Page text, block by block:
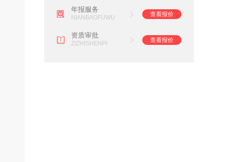
年报服务
NIANBAOFUWU
查看报价
资质审批
ZIZHISHENPI
查看报价